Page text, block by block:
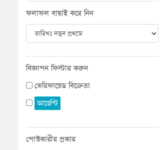
ফলাফল বাছাই করে নিন
বিজ্ঞাপন ফিল্টার করুন
ভেরিফায়েড বিক্রেতা
আর্জেন্ট
পোস্টকারীর প্রকার